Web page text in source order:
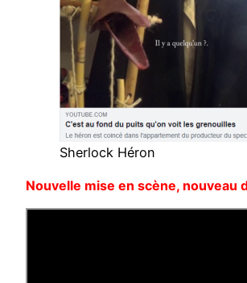
Sherlock Héron
Nouvelle mise en scène, nouveau